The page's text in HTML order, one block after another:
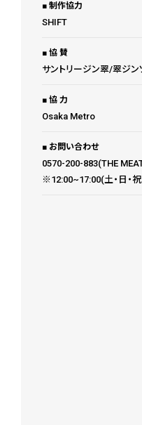
制作協力
SHIFT
協 賛
サントリージン翠/翠ジン
協 力
Osaka Metro
お問い合わせ
0570-200-883(THE
※12:00~17:00(土・日・